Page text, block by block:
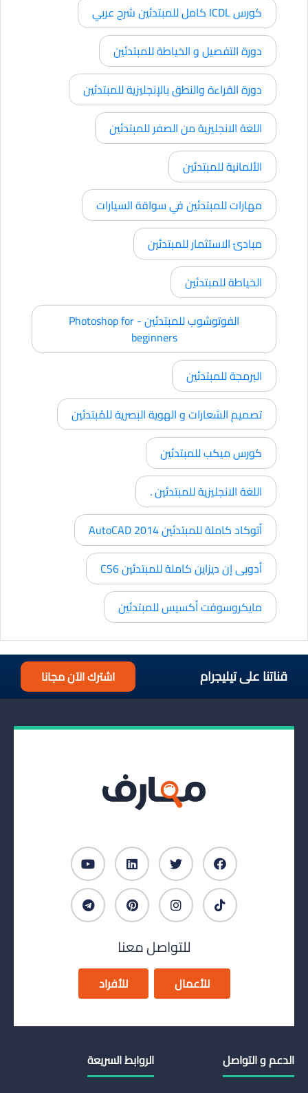
كورس ICDL كامل للمبتدئين شرح عربي
دورة التفصيل و الخياطة للمبتدئين
دورة القراءة والنطق بالإنجليزية للمبتدئين
اللغة الانجليزية من الصفر للمبتدئين
الألمانية للمبتدئين
مهارات للمبتدئين في سواقة السيارات
مبادئ الاستثمار للمبتدئين
الخياطة للمبتدئين
الفوتوشوب للمبتدئين - Photoshop for
beginners
البرمجة للمبتدئين
تصميم الشعارات و الهوية البصرية للمُبتدئين
كورس ميكب للمبتدئين
اللغة الانجليزية للمبتدئين .
أتوكاد كاملة للمبتدئين AutoCAD 2014
أدوبى إن ديزاين كاملة للمبتدئين CS6
مايكروسوفت أكسيس للمبتدئين
قناتنا على تيليجرام اشترك الآن مجانا
للتواصل معنا
للأعمال للأفراد
الدعم و التواصل الروابط السريعة